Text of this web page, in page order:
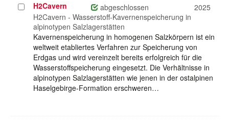
Projekt
auswählen
H2Cavern abgeschlossen
2025
H2Cavern - Wasserstoff-Kavernenspeicherung in
alpinotypen Salzlagerstätten
Kavernenspeicherung in homogenen Salzkörpern ist ein
weltweit etabliertes Verfahren zur Speicherung von
Erdgas und wird vereinzelt bereits erfolgreich für die
Wasserstoffspeicherung eingesetzt. Die Verhältnisse in
alpinotypen Salzlagerstätten wie jenen in der ostalpinen
Haselgebirge-Formation erschweren…